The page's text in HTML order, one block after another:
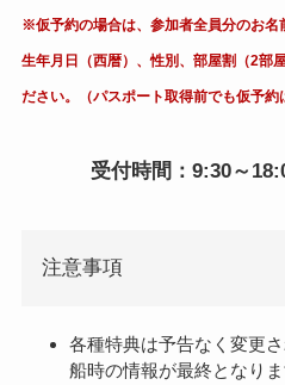
※仮予約の場合は、参加者全員分のお名
生年月日（西暦）、性別、部屋割（2部
ださい。（パスポート取得前でも仮予約
受付時間：9:30～
注意事項
各種特典は予告なく変更
船時の情報が最終となり